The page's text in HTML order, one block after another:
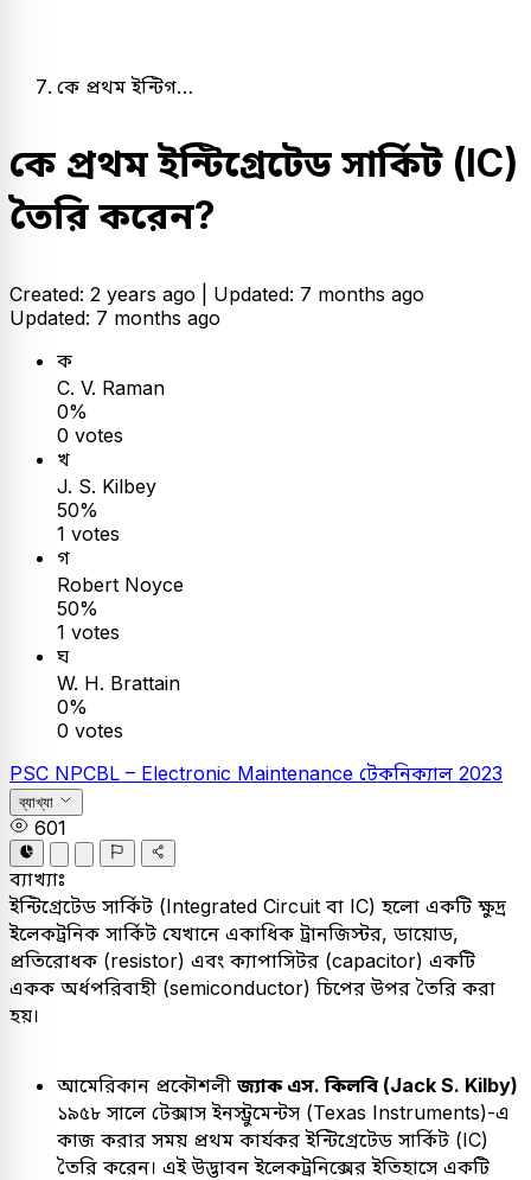
কে প্রথম ইন্টিগ…
কে প্রথম ইন্টিগ্রেটেড সার্কিট (IC)
তৈরি করেন?
Created: 2 years ago | Updated: 7 months ago
Updated: 7 months ago
ক
C. V. Raman
0%
0 votes
খ
J. S. Kilbey
50%
1 votes
গ
Robert Noyce
50%
1 votes
ঘ
W. H. Brattain
0%
0 votes
PSC NPCBL – Electronic Maintenance টেকনিক্যাল 2023
ব্যাখ্যা
601
ব্যাখ্যাঃ
ইন্টিগ্রেটেড সার্কিট (Integrated Circuit বা IC) হলো একটি ক্ষুদ্র
ইলেকট্রনিক সার্কিট যেখানে একাধিক ট্রানজিস্টর, ডায়োড,
প্রতিরোধক (resistor) এবং ক্যাপাসিটর (capacitor) একটি
একক অর্ধপরিবাহী (semiconductor) চিপের উপর তৈরি করা
হয়।
আমেরিকান প্রকৌশলী জ্যাক এস. কিলবি (Jack S. Kilby)
১৯৫৮ সালে টেক্সাস ইনস্ট্রুমেন্টস (Texas Instruments)-এ
কাজ করার সময় প্রথম কার্যকর ইন্টিগ্রেটেড সার্কিট (IC)
তৈরি করেন। এই উদ্ভাবন ইলেকট্রনিক্সের ইতিহাসে একটি